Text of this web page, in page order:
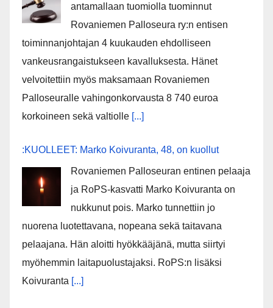
antamallaan tuomiolla tuominnut
Rovaniemen Palloseura ry:n entisen
toiminnanjohtajan 4 kuukauden ehdolliseen
vankeusrangaistukseen kavalluksesta. Hänet
velvoitettiin myös maksamaan Rovaniemen
Palloseuralle vahingonkorvausta 8 740 euroa
korkoineen sekä valtiolle [...]
:KUOLLEET: Marko Koivuranta, 48, on kuollut
Rovaniemen Palloseuran entinen pelaaja
ja RoPS-kasvatti Marko Koivuranta on
nukkunut pois. Marko tunnettiin jo
nuorena luotettavana, nopeana sekä taitavana
pelaajana. Hän aloitti hyökkääjänä, mutta siirtyi
myöhemmin laitapuolustajaksi. RoPS:n lisäksi
Koivuranta [...]